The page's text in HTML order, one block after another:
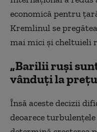
economică pentru
Kremlinul se
mai mici și cheltuieli
„Barilii ruși
vânduți la
Însă aceste decizii
deoarece